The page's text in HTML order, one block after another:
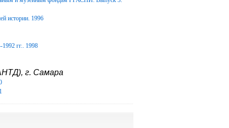
истории. 1996
гг.. 1998
г. Самара